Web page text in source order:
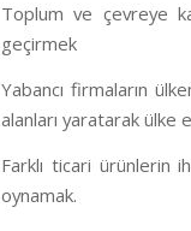
Toplum ve çevreye
geçirmek
Yabancı firmaların
alanları yaratarak ülke
Farklı ticari ürünlerin
oynamak.